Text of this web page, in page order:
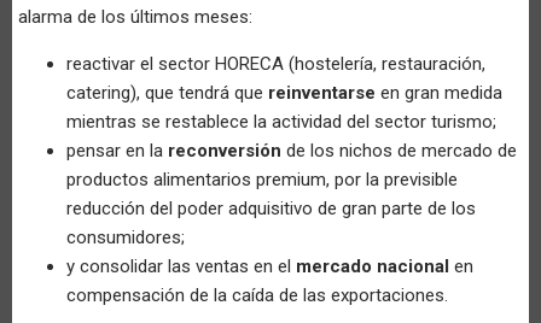
alarma de los últimos meses:
reactivar el sector HORECA (hostelería, restauración,
catering), que tendrá que reinventarse en gran medida
mientras se restablece la actividad del sector turismo;
pensar en la reconversión de los nichos de mercado de
productos alimentarios premium, por la previsible
reducción del poder adquisitivo de gran parte de los
consumidores;
y consolidar las ventas en el mercado nacional en
compensación de la caída de las exportaciones.